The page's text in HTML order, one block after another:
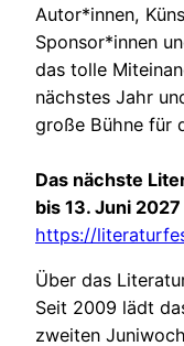
Autor*innen,
Sponsor*innen
das tolle
nächstes Jahr
große Bühne für
Das nächste
bis 13. Juni
https://
Über das
Seit 2009 lädt
zweiten